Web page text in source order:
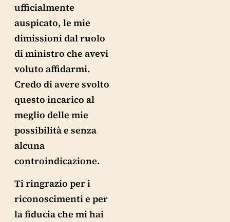
ufficialmente
auspicato, le mie
dimissioni dal ruolo
di ministro che avevi
voluto affidarmi.
Credo di avere svolto
questo incarico al
meglio delle mie
possibilità e senza
alcuna
controindicazione.
Ti ringrazio per i
riconoscimenti e per
la fiducia che mi hai